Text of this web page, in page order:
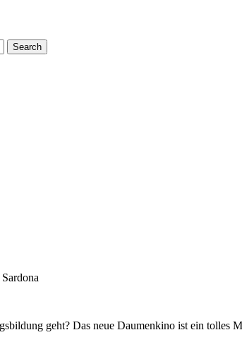
geht? Das neue Daumenkino ist ein tolles